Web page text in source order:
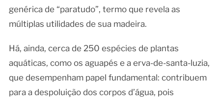
genérica de “paratudo”, termo que revela as
múltiplas utilidades de sua madeira.
Há, ainda, cerca de 250 espécies de plantas
aquáticas, como os aguapés e a erva-de-santa-luzia,
que desempenham papel fundamental: contribuem
para a despoluição dos corpos d’água, pois